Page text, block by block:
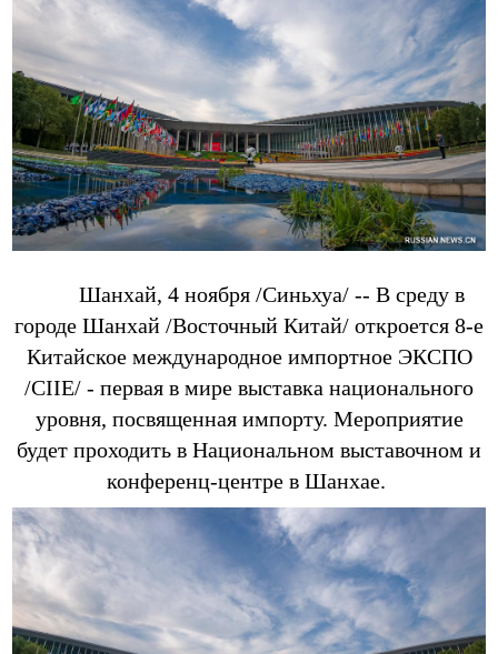
Шанхай, 4 ноября /Синьхуа/ -- В среду в
городе Шанхай /Восточный Китай/ откроется 8-е
Китайское международное импортное ЭКСПО
/CIIE/ - первая в мире выставка национального
уровня, посвященная импорту. Мероприятие
будет проходить в Национальном выставочном и
конференц-центре в Шанхае.